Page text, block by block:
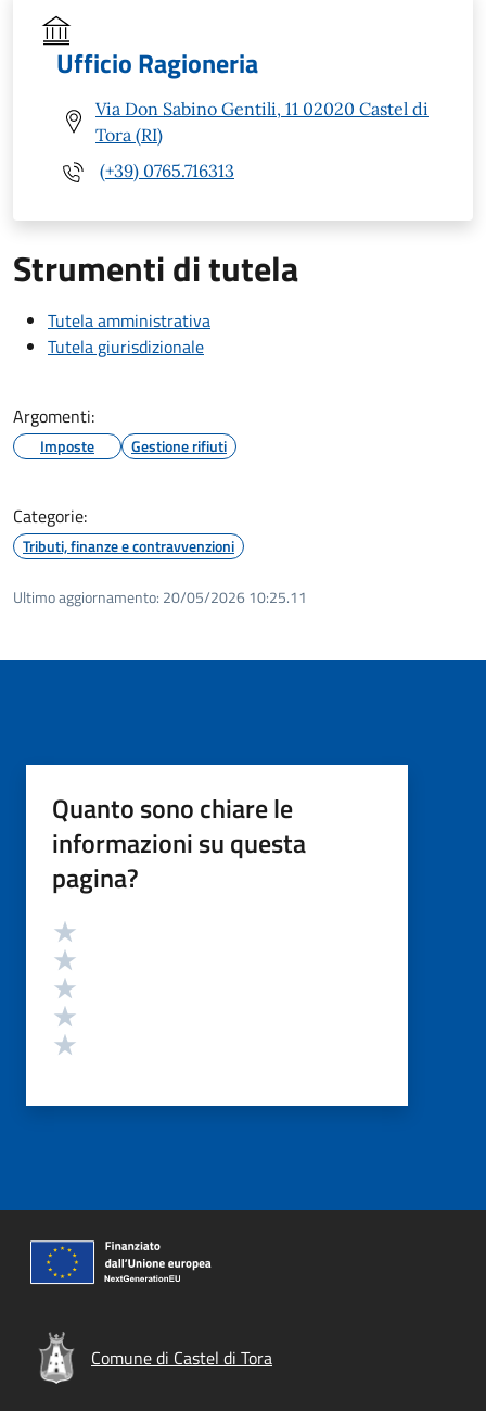
Ufficio Ragioneria
Via Don Sabino Gentili, 11 02020 Castel di
Tora (RI)
(+39) 0765.716313
Strumenti di tutela
Tutela amministrativa
Tutela giurisdizionale
Argomenti:
Imposte Gestione rifiuti
Categorie:
Tributi, finanze e contravvenzioni
Ultimo aggiornamento: 20/05/2026 10:25.11
Quanto sono chiare le
informazioni su questa
pagina?
Valutazione
Comune di Castel di Tora